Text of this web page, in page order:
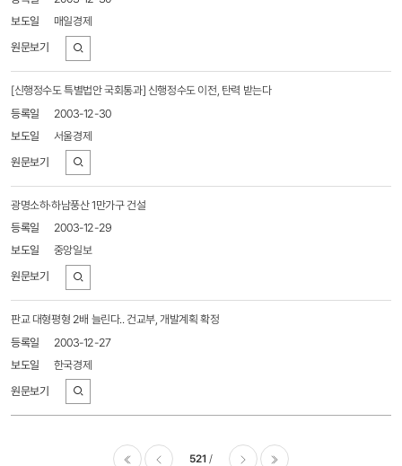
매일경제
바로가기
[신행정수도 특별법안 국회통과] 신행정수도 이전, 탄력 받는다
2003-12-30
서울경제
바로가기
광명소하·하남풍산 1만가구 건설
2003-12-29
중앙일보
바로가기
판교 대형평형 2배 늘린다.. 건교부, 개발계획 확정
2003-12-27
한국경제
바로가기
521